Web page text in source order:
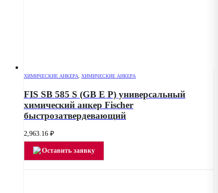
ХИМИЧЕСКИЕ АНКЕРА, ХИМИЧЕСКИЕ АНКЕРА
FIS SB 585 S (GB E P) универсальный
химический анкер Fischer
быстрозатвердевающий
2,963.16 ₽
Оставить заявку